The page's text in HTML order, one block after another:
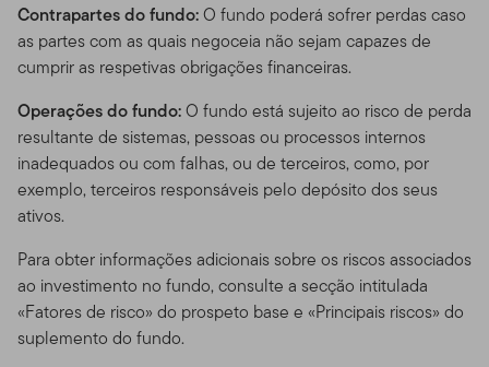
Contrapartes do fundo:O fundo poderá sofrer perdas caso
as partes com as quais negoceia não sejam capazes de
cumprir as respetivas obrigações financeiras.
Operações do fundo:O fundo está sujeito ao risco de perda
resultante de sistemas, pessoas ou processos internos
inadequados ou com falhas, ou de terceiros, como, por
exemplo, terceiros responsáveis pelo depósito dos seus
ativos.
Para obter informações adicionais sobre os riscos associados
ao investimento no fundo, consulte a secção intitulada
«Fatores de risco» do prospeto base e «Principais riscos» do
suplemento do fundo.